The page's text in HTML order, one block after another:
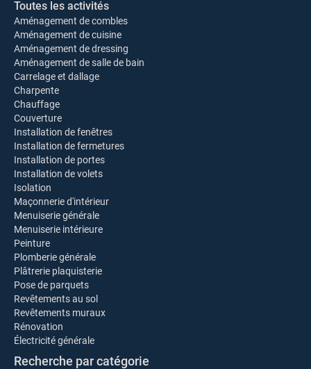
Toutes les activités
Aménagement de combles
Aménagement de cuisine
Aménagement de dressing
Aménagement de salle de bain
Carrelage et dallage
Charpente
Chauffage
Couverture
Installation de fenêtres
Installation de fermetures
Installation de portes
Installation de volets
Isolation
Maçonnerie d'intérieur
Menuiserie générale
Menuiserie intérieure
Peinture
Plomberie générale
Plâtrerie plaquisterie
Pose de parquets
Revêtements au sol
Revêtements muraux
Rénovation
Électricité générale
Recherche par catégorie